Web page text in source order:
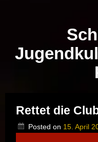
Rettet die
Posted on 15. April